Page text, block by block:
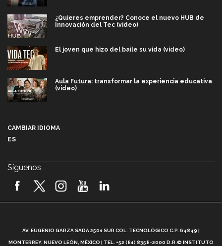
¿Quieres emprender? Conoce el nuevo HUB de
Innovación del Tec (video)
El joven que hizo del baile su vida (video)
Aula Futura: transformar la experiencia educativa
(video)
2026! (video)
¿Cómo es el Modelo Educativo Tec? (video)
CAMBIAR IDIOMA
ES
Síguenos
AV. EUGENIO GARZA SADA 2501 SUR COL. TECNOLÓGICO C.P. 64849 |
MONTERREY, NUEVO LEÓN, MÉXICO | TEL. +52 (81) 8358-2000 D.R.© INSTITUTO